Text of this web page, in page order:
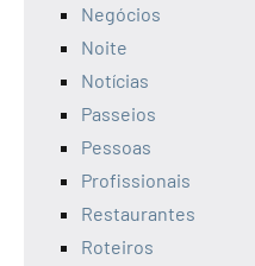
Negócios
Noite
Notícias
Passeios
Pessoas
Profissionais
Restaurantes
Roteiros